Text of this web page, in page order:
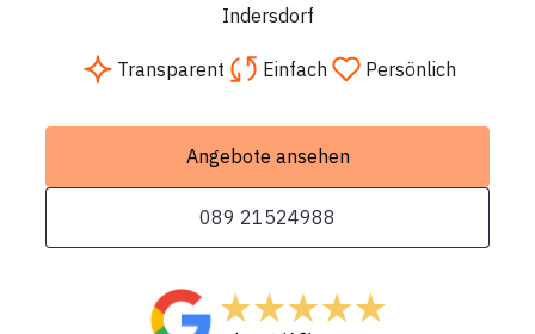
Indersdorf
Transparent Einfach Persönlich
Angebote ansehen
089 21524988